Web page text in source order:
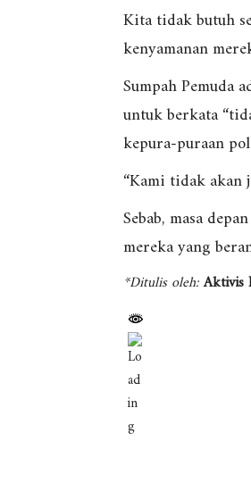
Kita tidak butuh
kenyamanan
Sumpah Pemuda
untuk berkata
kepura-puraan
“Kami tidak akan
Sebab, masa
mereka yang
*Ditulis oleh:Aktivis